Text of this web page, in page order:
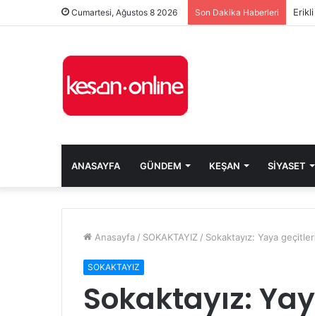
Cumartesi, Ağustos 8 2026 Son Dakika Haberleri Erikli
ANASAYFA GÜNDEM KEŞAN SIYASET
Anasayfa / SOKAKTAYIZ / Sokaktayız: Yaya
SOKAKTAYIZ
Sokaktayız: